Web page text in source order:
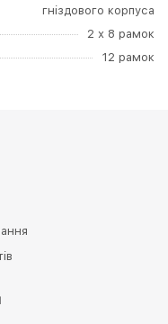
гніздового корпуса
2 х 8 рамок
12 рамок